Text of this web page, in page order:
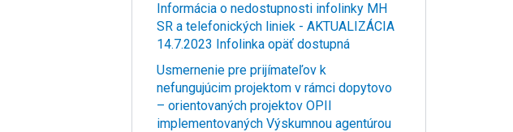
Informácia o nedostupnosti infolinky MH
SR a telefonických liniek - AKTUALIZÁCIA
14.7.2023 Infolinka opäť dostupná
Usmernenie pre prijímateľov k
nefungujúcim projektom v rámci dopytovo
– orientovaných projektov OPII
implementovaných Výskumnou agentúrou